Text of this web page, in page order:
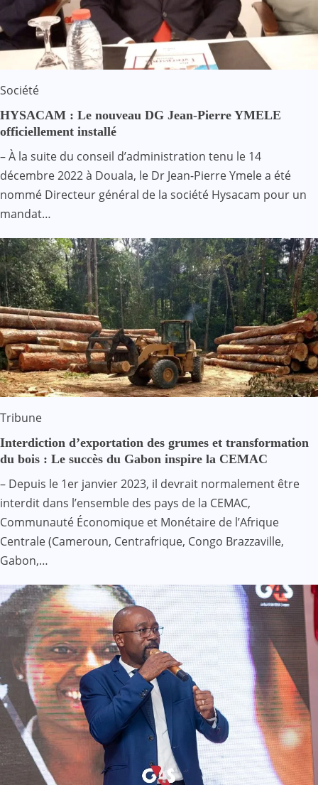
Société
HYSACAM : Le nouveau DG Jean-Pierre YMELE
officiellement installé
– À la suite du conseil d’administration tenu le 14
décembre 2022 à Douala, le Dr Jean-Pierre Ymele a été
nommé Directeur général de la société Hysacam pour un
mandat…
Tribune
Interdiction d’exportation des grumes et transformation
du bois : Le succès du Gabon inspire la CEMAC
– Depuis le 1er janvier 2023, il devrait normalement être
interdit dans l’ensemble des pays de la CEMAC,
Communauté Économique et Monétaire de l’Afrique
Centrale (Cameroun, Centrafrique, Congo Brazzaville,
Gabon,…